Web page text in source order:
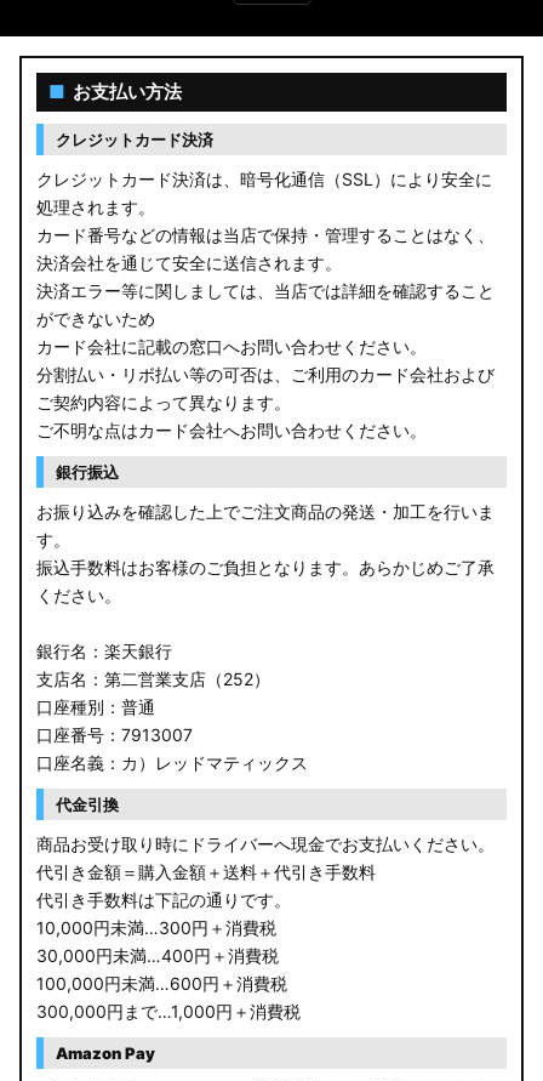
■ お支払い方法
クレジットカード決済
クレジットカード決済は、暗号化通信（SSL）により安全に
処理されます。
カード番号などの情報は当店で保持・管理することはなく、
決済会社を通じて安全に送信されます。
決済エラー等に関しましては、当店では詳細を確認すること
ができないため
カード会社に記載の窓口へお問い合わせください。
分割払い・リボ払い等の可否は、ご利用のカード会社および
ご契約内容によって異なります。
ご不明な点はカード会社へお問い合わせください。
銀行振込
お振り込みを確認した上でご注文商品の発送・加工を行いま
す。
振込手数料はお客様のご負担となります。あらかじめご了承
ください。
銀行名：楽天銀行
支店名：第二営業支店（252）
口座種別：普通
口座番号：7913007
口座名義：カ）レッドマティックス
代金引換
商品お受け取り時にドライバーへ現金でお支払いください。
代引き金額＝購入金額＋送料＋代引き手数料
代引き手数料は下記の通りです。
10,000円未満…300円＋消費税
30,000円未満…400円＋消費税
100,000円未満…600円＋消費税
300,000円まで…1,000円＋消費税
Amazon Pay